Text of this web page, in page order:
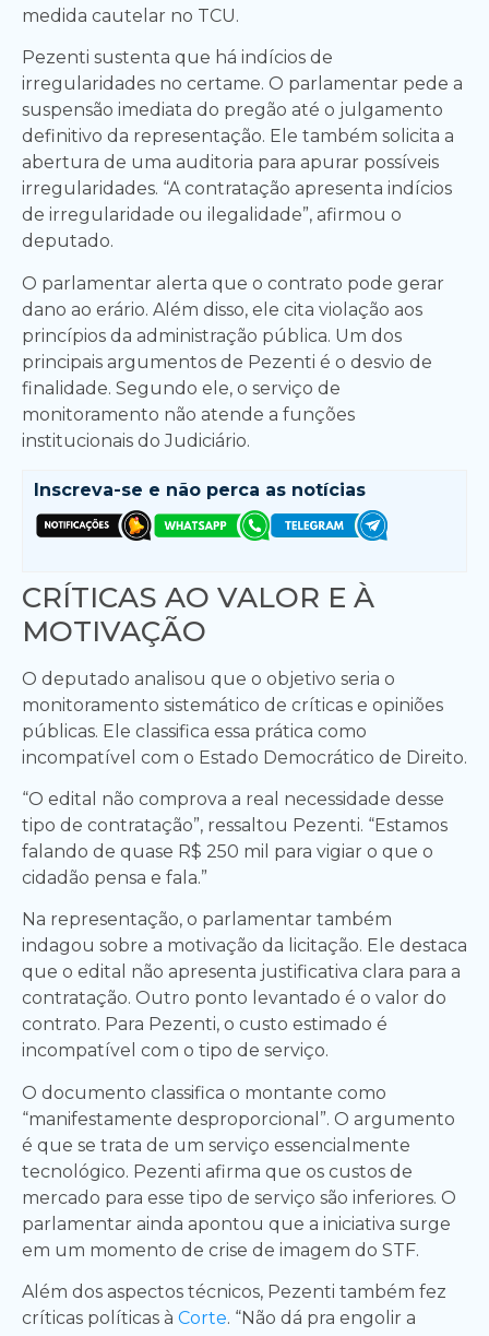
medida cautelar no TCU.
Pezenti sustenta que há indícios de
irregularidades no certame. O parlamentar pede a
suspensão imediata do pregão até o julgamento
definitivo da representação. Ele também solicita a
abertura de uma auditoria para apurar possíveis
irregularidades. “A contratação apresenta indícios
de irregularidade ou ilegalidade”, afirmou o
deputado.
O parlamentar alerta que o contrato pode gerar
dano ao erário. Além disso, ele cita violação aos
princípios da administração pública. Um dos
principais argumentos de Pezenti é o desvio de
finalidade. Segundo ele, o serviço de
monitoramento não atende a funções
institucionais do Judiciário.
Inscreva-se e não perca as notícias
CRÍTICAS AO VALOR E À
MOTIVAÇÃO
O deputado analisou que o objetivo seria o
monitoramento sistemático de críticas e opiniões
públicas. Ele classifica essa prática como
incompatível com o Estado Democrático de Direito.
“O edital não comprova a real necessidade desse
tipo de contratação”, ressaltou Pezenti. “Estamos
falando de quase R$ 250 mil para vigiar o que o
cidadão pensa e fala.”
Na representação, o parlamentar também
indagou sobre a motivação da licitação. Ele destaca
que o edital não apresenta justificativa clara para a
contratação. Outro ponto levantado é o valor do
contrato. Para Pezenti, o custo estimado é
incompatível com o tipo de serviço.
O documento classifica o montante como
“manifestamente desproporcional”. O argumento
é que se trata de um serviço essencialmente
tecnológico. Pezenti afirma que os custos de
mercado para esse tipo de serviço são inferiores. O
parlamentar ainda apontou que a iniciativa surge
em um momento de crise de imagem do STF.
Além dos aspectos técnicos, Pezenti também fez
críticas políticas à Corte. “Não dá pra engolir a